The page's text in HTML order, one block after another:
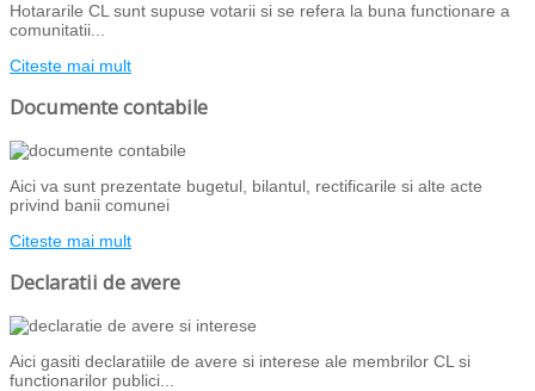
Hotararile CL sunt supuse votarii si se refera la buna functionare a
comunitatii...
Citeste mai mult
Documente contabile
Aici va sunt prezentate bugetul, bilantul, rectificarile si alte acte
privind banii comunei
Citeste mai mult
Declaratii de avere
Aici gasiti declaratiile de avere si interese ale membrilor CL si
functionarilor publici...